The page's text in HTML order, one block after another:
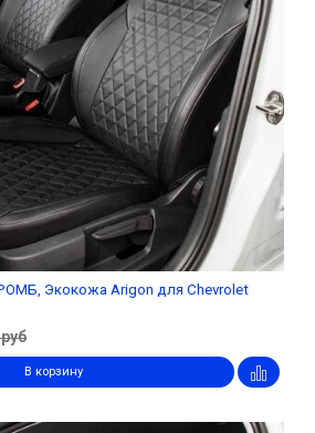
Экокожа Arigon для Chevrolet
В корзину